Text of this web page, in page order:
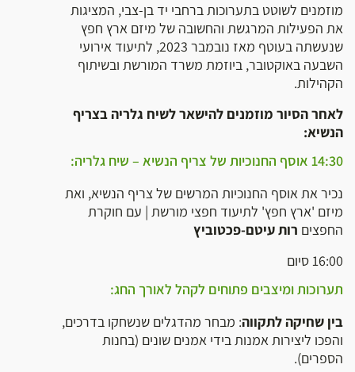
מוזמנים לשוטט בתערוכות ברחבי יד בן-צבי, המציגות
את הפעילות המרגשת והחשובה של מיזם ארץ חפץ
שנעשתה בעוטף מאז נובמבר 2023, לתיעוד אירועי
השבעה באוקטובר, ביוזמת משרד המורשת ובשיתוף
הקהילות.
לאחר הסיור מוזמנים להישאר לשיח גלריה בצריף
הנשיא:
14:30 אוסף החנוכיות של צריף הנשיא – שיח גלריה:
נכיר את אוסף החנוכיות המרשים של צריף הנשיא, ואת
מיזם 'ארץ חפץ' לתיעוד חפצי מורשת | עם חוקרת
החפצים רות עיטם-פכטוביץ
16:00 סיום
תערוכות ומיצבים פתוחים לקהל לאורך החג:
בין שחיקה לתקווה: מבחר מהדגלים שנשחקו בדרכים,
והפכו ליצירות אמנות בידי אמנים שונים (בחנות
הספרים).